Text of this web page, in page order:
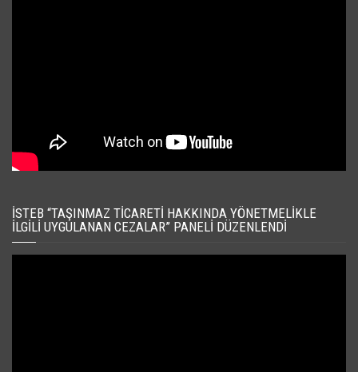
İSTEB “TAŞINMAZ TICARETI HAKKINDA YÖNETMELIKLE
İLGILI UYGULANAN CEZALAR” PANELI DÜZENLENDI